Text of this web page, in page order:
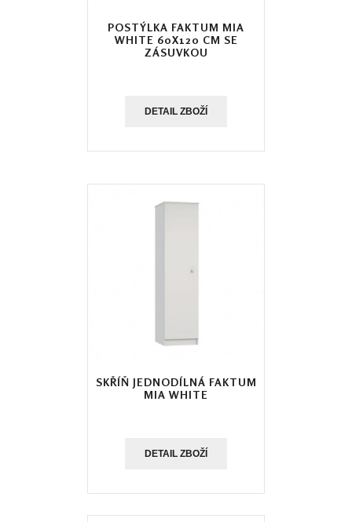
POSTÝLKA FAKTUM MIA
WHITE 60X120 CM SE
ZÁSUVKOU
DETAIL ZBOŽÍ
SKŘÍŇ JEDNODÍLNÁ FAKTUM
MIA WHITE
DETAIL ZBOŽÍ